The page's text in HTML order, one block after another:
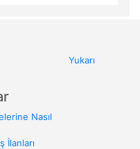
Yukarı
Nasıl
İlanları